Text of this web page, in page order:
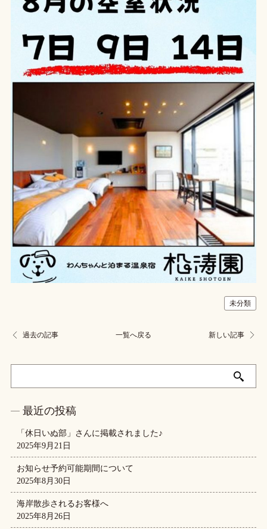
未分類
過去の記事 一覧へ戻る 新しい記事
最近の投稿
「休日いぬ部」さんに掲載されました♪
2025年9月21日
お知らせ予約可能期間について
2025年8月30日
海岸散歩されるお客様へ
2025年8月26日